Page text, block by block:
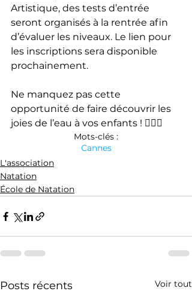
Artistique, des tests d’entrée
seront organisés à la rentrée afin
d’évaluer les niveaux. Le lien pour
les inscriptions sera disponible
prochainement.
Ne manquez pas cette
opportunité de faire découvrir les
joies de l’eau à vos enfants ! 🏊‍♂️✨
Mots-clés :
Cannes
L'association
Natation
École de Natation
Posts récents Voir tout